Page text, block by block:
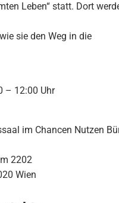
Leben“ statt. Dort
sie den Weg in die
– 12:00 Uhr
im Chancen Nutzen
2202
Wien